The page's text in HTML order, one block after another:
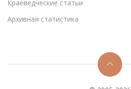
Краеведческие статьи
Архивная статистика